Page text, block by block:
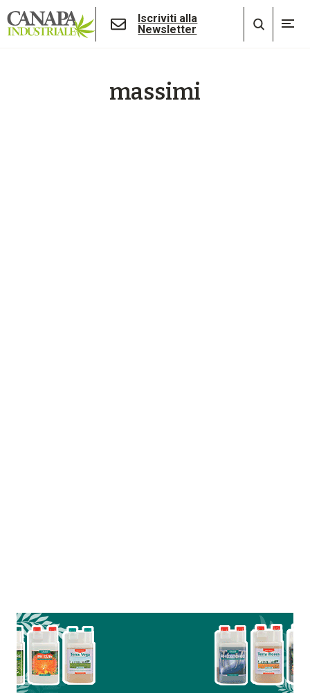
Iscriviti alla
Newsletter
massimi